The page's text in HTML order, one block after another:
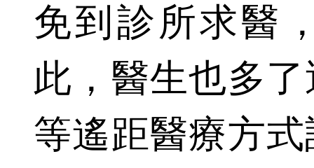
免到診所求醫
此，醫生也多
等遙距醫療方